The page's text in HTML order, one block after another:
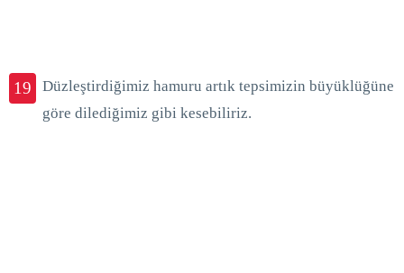
19
Düzleştirdiğimiz hamuru artık tepsimizin büyüklüğüne
göre dilediğimiz gibi kesebiliriz.